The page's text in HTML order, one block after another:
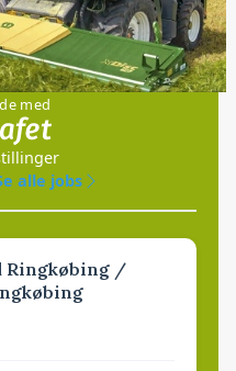
med
alle jobs
Ringkøbing /